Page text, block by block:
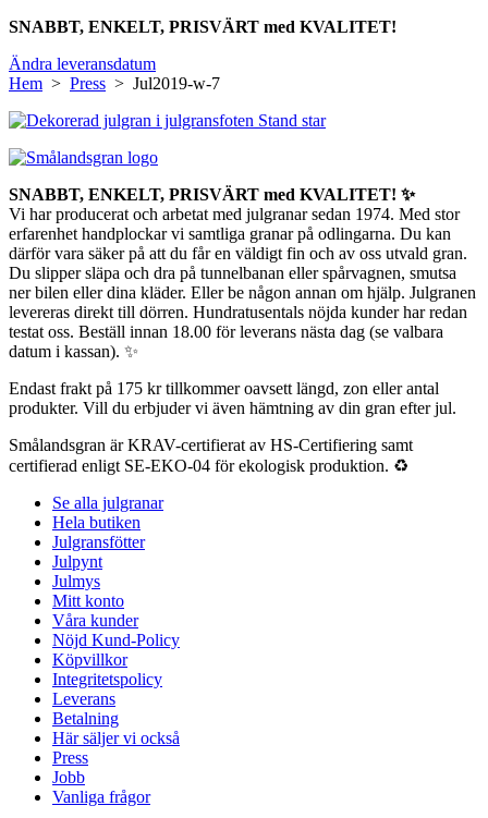
SNABBT, ENKELT, PRISVÄRT med KVALITET!
Ändra leveransdatum
Hem > Press > Jul2019-w-7
SNABBT, ENKELT, PRISVÄRT med KVALITET! ✨
Vi har producerat och arbetat med julgranar sedan 1974. Med stor
erfarenhet handplockar vi samtliga granar på odlingarna. Du kan
därför vara säker på att du får en väldigt fin och av oss utvald gran.
Du slipper släpa och dra på tunnelbanan eller spårvagnen, smutsa
ner bilen eller dina kläder. Eller be någon annan om hjälp. Julgranen
levereras direkt till dörren. Hundratusentals nöjda kunder har redan
testat oss. Beställ innan 18.00 för leverans nästa dag (se valbara
datum i kassan). ✨
Endast frakt på 175 kr tillkommer oavsett längd, zon eller antal
produkter. Vill du erbjuder vi även hämtning av din gran efter jul.
Smålandsgran är KRAV-certifierat av HS-Certifiering samt
certifierad enligt SE-EKO-04 för ekologisk produktion. ♻️
Se alla julgranar
Hela butiken
Julgransfötter
Julpynt
Julmys
Mitt konto
Våra kunder
Nöjd Kund-Policy
Köpvillkor
Integritetspolicy
Leverans
Betalning
Här säljer vi också
Press
Jobb
Vanliga frågor